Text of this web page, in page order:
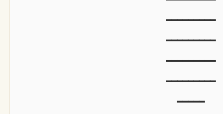
ـــــــــ
ـــــــــ
ـــــــــ
ـــــــــ
ـــــ